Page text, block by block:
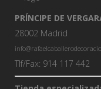
PRÍNCIPE DE
28002 Madrid
Tlf/Fax: 914 117 442